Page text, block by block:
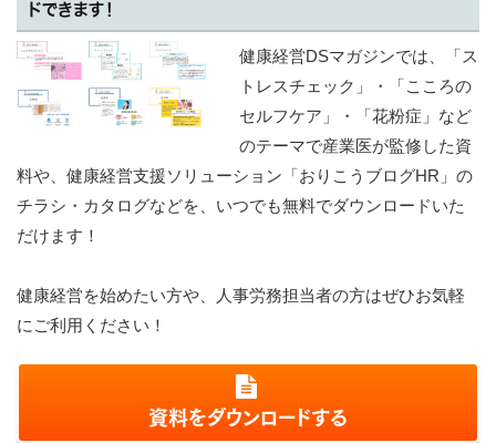
ドできます！
健康経営DSマガジンでは、「ス
トレスチェック」・「こころの
セルフケア」・「花粉症」など
のテーマで産業医が監修した資
料や、健康経営支援ソリューション「おりこうブログHR」の
チラシ・カタログなどを、いつでも無料でダウンロードいた
だけます！
健康経営を始めたい方や、人事労務担当者の方はぜひお気軽
にご利用ください！
資料をダウンロードする